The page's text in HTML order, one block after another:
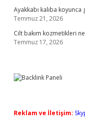
Ayakkabı kalıba koyunca
Temmuz 21, 2026
Cilt bakım kozmetikleri
Temmuz 17, 2026
Reklam ve İletişim: